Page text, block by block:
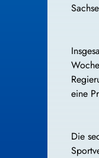
eine
Die